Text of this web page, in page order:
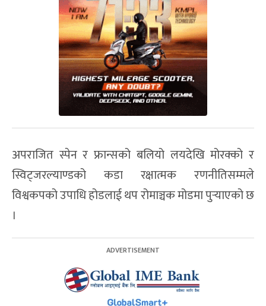
अपराजित स्पेन र फ्रान्सको बलियो लयदेखि मोरक्को र
स्विट्जरल्याण्डको कडा रक्षात्मक रणनीतिसम्मले
विश्वकपको उपाधि होडलाई थप रोमाञ्चक मोडमा पुर्‍याएको छ
।